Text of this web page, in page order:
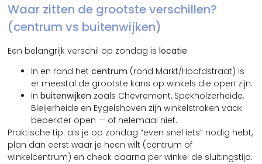
Waar zitten de grootste verschillen?
(centrum vs buitenwijken)
Een belangrijk verschil op zondag islocatie:
In en rond hetcentrum (rond Markt/Hoofdstraat) is
er meestal de grootste kans op winkels die open zijn.
Inbuitenwijken zoals Chevremont, Spekholzerheide,
Bleijerheide en Eygelshoven zijn winkelstroken vaak
beperkter open — of helemaal niet.
Praktische tip: als je op zondag “even snel iets” nodig hebt,
plan dan eerst waar je heen wilt (centrum of
winkelcentrum) en check daarna per winkel de sluitingstijd.